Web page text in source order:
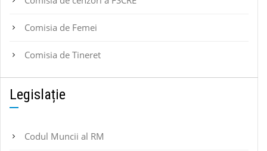
Comisia de Femei
Comisia de Tineret
Legislație
Codul Muncii al RM